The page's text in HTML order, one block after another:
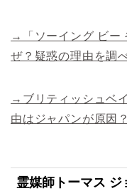
→「ソーイング ビー
ぜ？疑惑の理由を調
→ブリティッシュベ
由はジャパンが原因？
霊媒師トーマス ジ